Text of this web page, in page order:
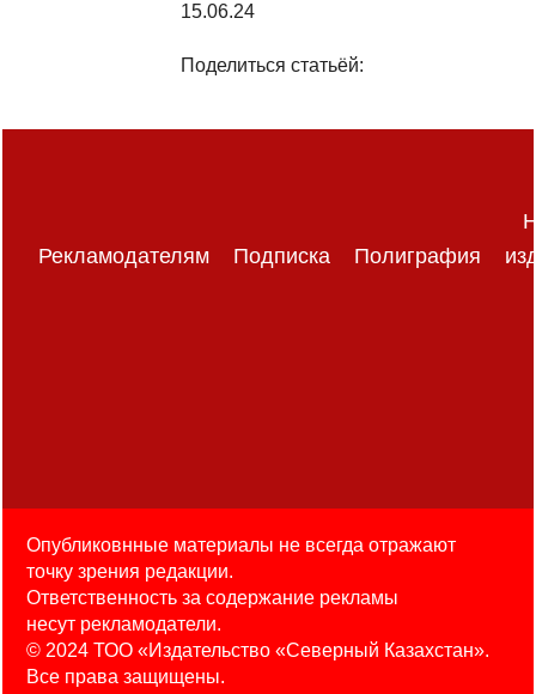
15.06.24
Поделиться статьёй:
Рекламодателям Подписка Полиграфия
Опубликовнные материалы не всегда отражают
точку зрения редакции.
Ответственность за содержание рекламы
несут рекламодатели.
© 2024 ТОО «Издательство «Северный Казахстан».
Все права защищены.